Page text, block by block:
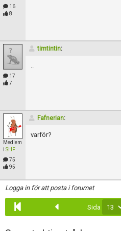
16
8
17
7
timtintin:
..
Medlem
i SHF
75
95
Fafnerian:
varför?
Logga in för att posta i forumet
Sida